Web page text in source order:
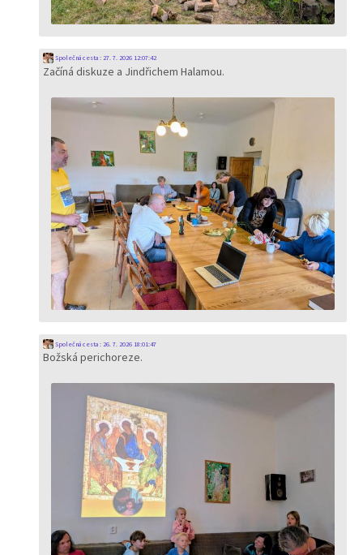
Společná cesta: 27. 7. 2026 12:07:42
Začíná diskuze a Jindřichem Halamou.
Společná cesta: 26. 7. 2026 18:01:47
Božská perichoreze.